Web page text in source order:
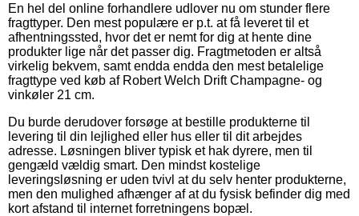
En hel del online forhandlere udlover nu om stunder flere
fragttyper. Den mest populære er p.t. at få leveret til et
afhentningssted, hvor det er nemt for dig at hente dine
produkter lige når det passer dig. Fragtmetoden er altså
virkelig bekvem, samt endda endda den mest betalelige
fragttype ved køb af Robert Welch Drift Champagne- og
vinkøler 21 cm.
Du burde derudover forsøge at bestille produkterne til
levering til din lejlighed eller hus eller til dit arbejdes
adresse. Løsningen bliver typisk et hak dyrere, men til
gengæld vældig smart. Den mindst kostelige
leveringsløsning er uden tvivl at du selv henter produkterne,
men den mulighed afhænger af at du fysisk befinder dig med
kort afstand til internet forretningens bopæl.